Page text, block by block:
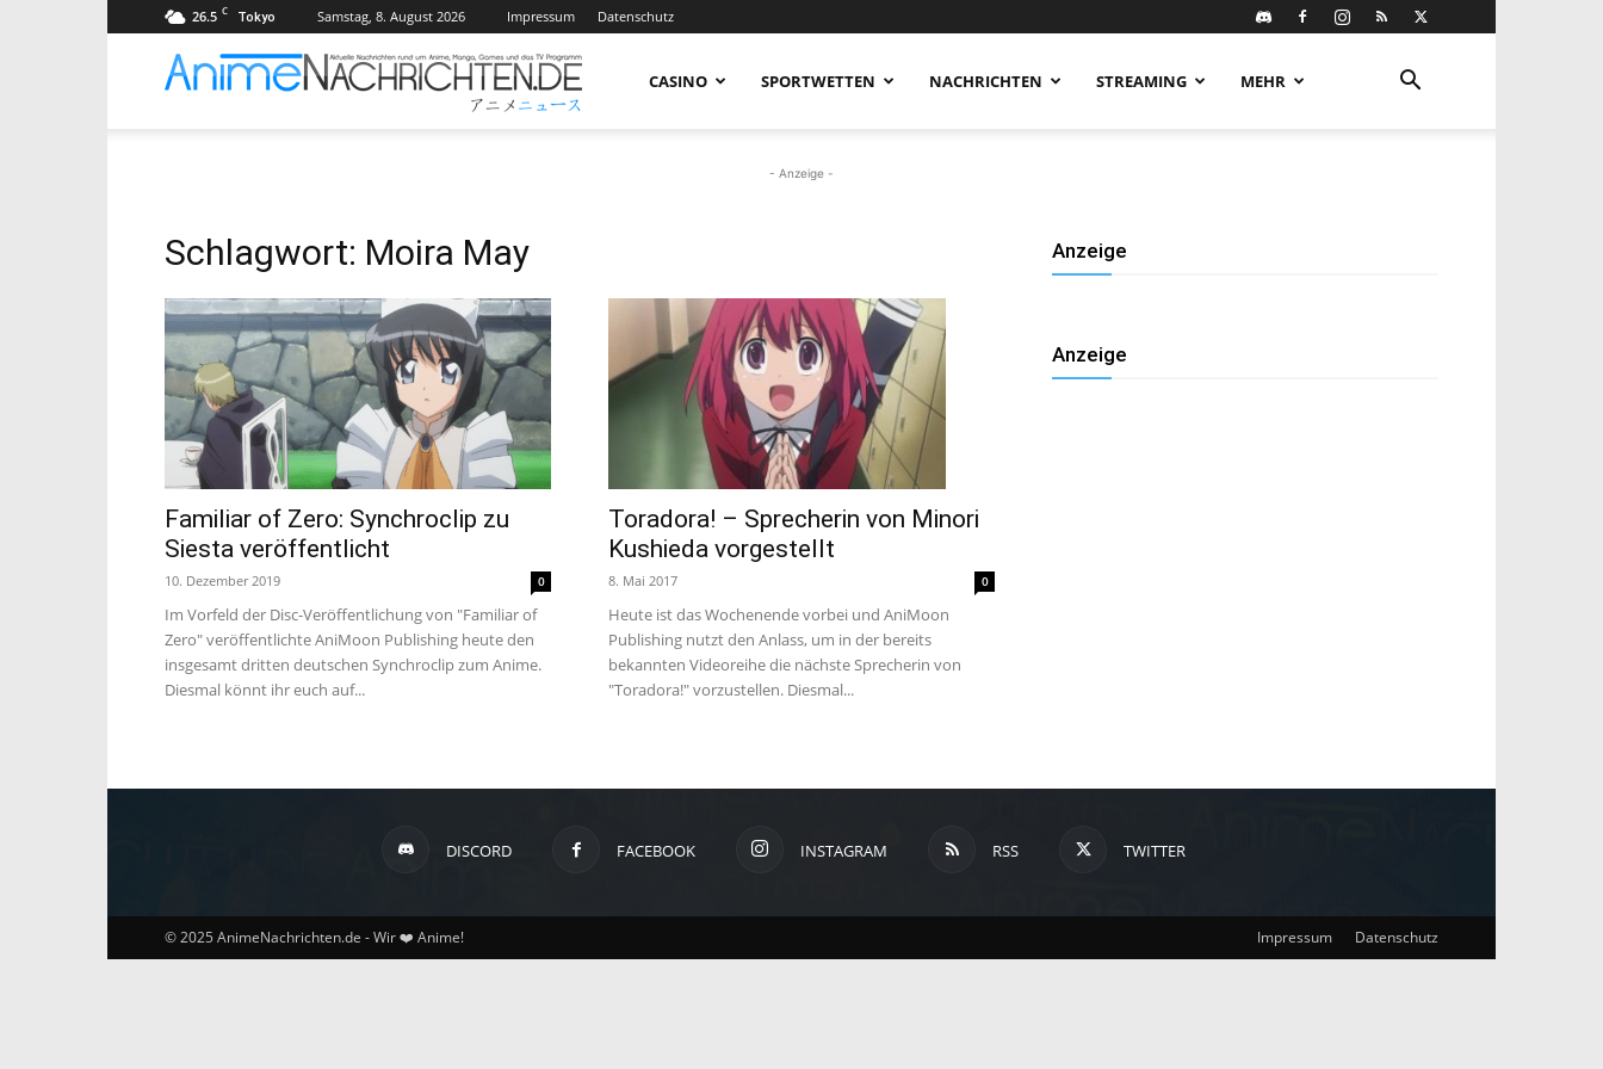
26.5 C Tokyo Samstag, 8. August 2026 Impressum Datenschutz
AnimeNachrichten
News
Anime,
CASINO SPORTWETTEN NACHRICHTEN STREAMING MEHR
- Anzeige -
Schlagwort: Moira May
Familiar of Zero: Synchroclip zu
Siesta veröffentlicht
10. Dezember 2019 0
Im Vorfeld der Disc-Veröffentlichung von "Familiar of
Zero" veröffentlichte AniMoon Publishing heute den
insgesamt dritten deutschen Synchroclip zum Anime.
Diesmal könnt ihr euch auf...
Toradora! – Sprecherin von Minori
Kushieda vorgestellt
8. Mai 2017 0
Heute ist das Wochenende vorbei und AniMoon
Publishing nutzt den Anlass, um in der bereits
bekannten Videoreihe die nächste Sprecherin von
"Toradora!" vorzustellen. Diesmal...
Anzeige
Anzeige
DISCORD FACEBOOK INSTAGRAM RSS TWITTER
Impressum Datenschutz
© 2025 AnimeNachrichten.de - Wir ❤️ Anime!